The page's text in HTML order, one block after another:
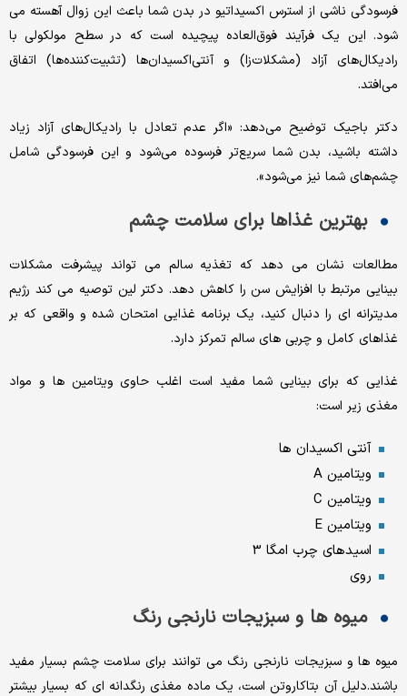
فرسودگی ناشی از استرس اکسیداتیو در بدن شما باعث این زوال آهسته می
شود. این یک فرآیند فوق‌العاده پیچیده است که در سطح مولکولی با
رادیکال‌های آزاد (مشکلات‌زا) و آنتی‌اکسیدان‌ها (تثبیت‌کننده‌ها) اتفاق
می‌افتد.
دکتر باجیک توضیح می‌دهد: «اگر عدم تعادل با رادیکال‌های آزاد زیاد
داشته باشید، بدن شما سریع‌تر فرسوده می‌شود و این فرسودگی شامل
چشم‌های شما نیز می‌شود».
بهترین غذاها برای سلامت چشم
مطالعات نشان می دهد که تغذیه سالم می تواند پیشرفت مشکلات
بینایی مرتبط با افزایش سن را کاهش دهد. دکتر لین توصیه می کند رژیم
مدیترانه ای را دنبال کنید، یک برنامه غذایی امتحان شده و واقعی که بر
غذاهای کامل و چربی های سالم تمرکز دارد.
غذایی که برای بینایی شما مفید است اغلب حاوی ویتامین ها و مواد
مغذی زیر است:
آنتی اکسیدان ها
ویتامین A
ویتامین C
ویتامین E
اسیدهای چرب امگا 3
روی
میوه ها و سبزیجات نارنجی رنگ
میوه ها و سبزیجات نارنجی رنگ می توانند برای سلامت چشم بسیار مفید
باشند.دلیل آن بتاکاروتن است، یک ماده مغذی رنگدانه ای که بسیار بیشتر